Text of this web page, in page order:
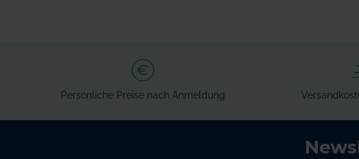
Persönliche Preise nach Anmeldung